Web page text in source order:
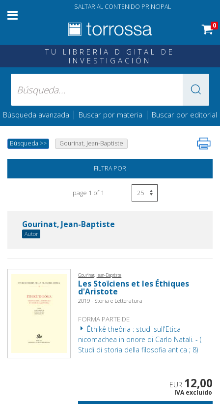
SALTAR AL CONTENIDO PRINCIPAL
0
TU LIBRERÍA DIGITAL DE
INVESTIGACIÓN
Búsqueda avanzada | Buscar por materia | Buscar por editorial
Búsqueda >> Gourinat, Jean-Baptiste
FILTRA POR
page 1 of 1
Gourinat, Jean-Baptiste
Autor
Gourinat, Jean-Baptiste
Les Stoïciens et les Éthiques
d'Aristote
2019 - Storia e Letteratura
FORMA PARTE DE
Êthikê theôria : studi sull'Etica
nicomachea in onore di Carlo Natali. - (
Studi di storia della filosofia antica ; 8)
EUR 12,00
IVA excluido